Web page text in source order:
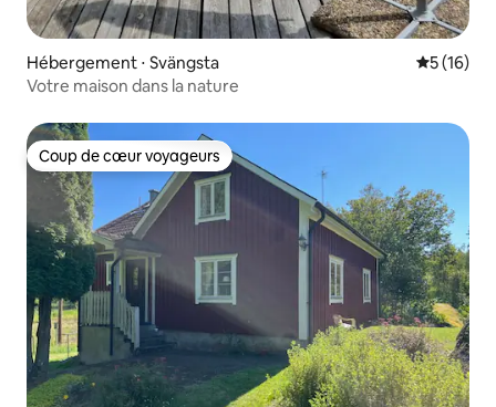
Hébergement ⋅ Svängsta
5 (16)
Votre maison dans la nature
Coup de cœur voyageurs
Coup de cœur voyageurs